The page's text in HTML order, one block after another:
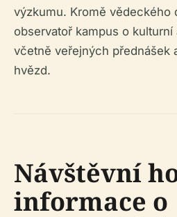
výzkumu. Kromě vědeckého
observatoř kampus o kulturní
včetně veřejných přednášek
hvězd.
Návštěvní
informace o